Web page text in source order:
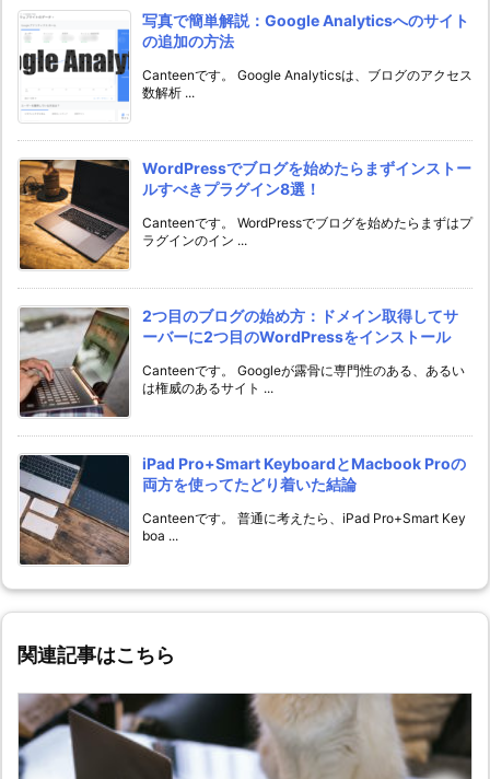
写真で簡単解説：Google Analyticsへのサイト
の追加の方法
Canteenです。 Google Analyticsは、ブログのアクセス
数解析 ...
WordPressでブログを始めたらまずインストー
ルすべきプラグイン8選！
Canteenです。 WordPressでブログを始めたらまずはプ
ラグインのイン ...
2つ目のブログの始め方：ドメイン取得してサ
ーバーに2つ目のWordPressをインストール
Canteenです。 Googleが露骨に専門性のある、あるい
は権威のあるサイト ...
iPad Pro+Smart KeyboardとMacbook Proの
両方を使ってたどり着いた結論
Canteenです。 普通に考えたら、iPad Pro+Smart Key
boa ...
関連記事はこちら